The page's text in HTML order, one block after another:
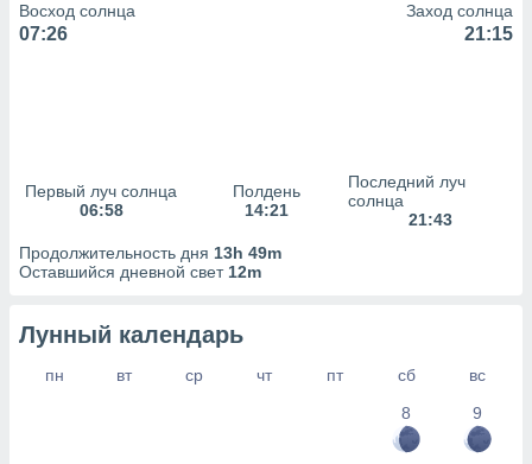
Восход солнца
07:26
Заход солнца
21:15
Первый луч солнца
06:58
Полдень
14:21
Последний луч
солнца
21:43
Продолжительность дня 13h 49m
Оставшийся дневной свет 12m
Лунный календарь
пн вт ср чт пт сб
вс
8
9